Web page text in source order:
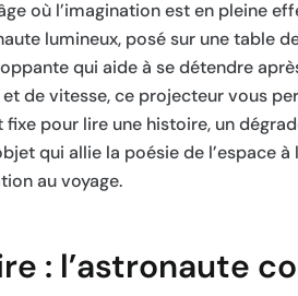
où l’imagination est en pleine
lumineux, posé sur une table
qui aide à se détendre
de vitesse, ce projecteur vous
pour lire une histoire, un
qui allie la poésie de l’espace
au voyage.
: l’astronaute